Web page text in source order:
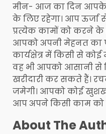
मीन- आज का दिन
के लिए रहेगा। आप
प्रत्येक कामों को करने
आपको अपनी मेहनत का
कार्यक्षेत्र में किसी से
वह भी आपको आसानी से
खरीदारी कर सकते हैं।
जमेगी। आपको कोई
आप अपने किसी काम को
About The